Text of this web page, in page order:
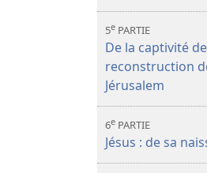
5e PARTIE
De la captivité
reconstruction
Jérusalem
6e PARTIE
Jésus : de sa